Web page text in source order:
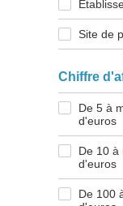
Site de
Chiffre
De 5 à
d'euros
De 10 à
d'euros
De 100